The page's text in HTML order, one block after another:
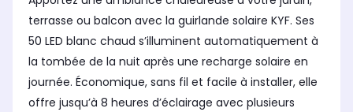
terrasse ou balcon avec la guirlande solaire KYF. Ses
50 LED blanc chaud s’illuminent automatiquement à
la tombée de la nuit après une recharge solaire en
journée. Économique, sans fil et facile à installer, elle
offre jusqu’à 8 heures d’éclairage avec plusieurs